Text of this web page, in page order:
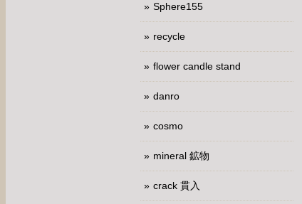
Sphere155
recycle
flower candle stand
danro
cosmo
mineral 鉱物
crack 貫入